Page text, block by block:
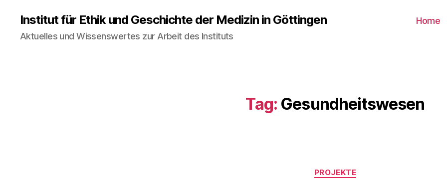
Institut für Ethik und Geschichte der Medizin in Göttingen
Aktuelles und Wissenswertes zur Arbeit des Instituts
Home
Tag: Gesundheitswesen
Categories
PROJEKTE